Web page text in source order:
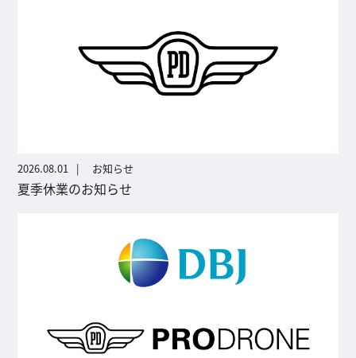
2026.08.01 お知らせ
夏季休業のお知らせ